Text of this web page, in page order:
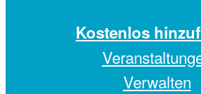
Kostenlos
Verwalten